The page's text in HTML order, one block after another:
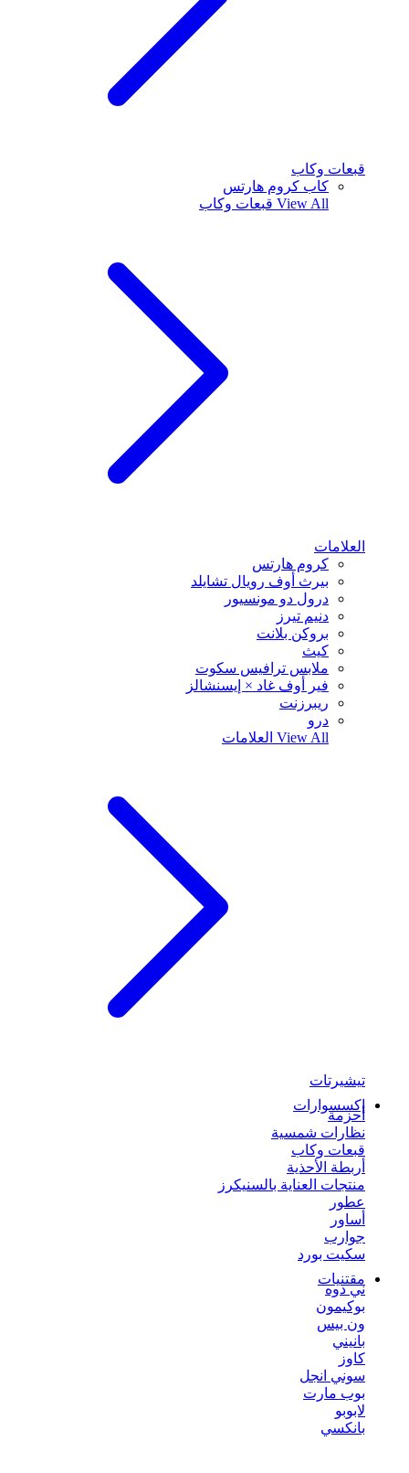
قبعات وكاب
كاب كروم هارتس
View All قبعات وكاب
العلامات
كروم هارتس
بيرث أوف رويال تشايلد
درول دو مونسيور
دنيم تيرز
بروكن بلانت
كيث
ملابس ترافيس سكوت
فير أوف غاد × إيسنشالز
ريبرزنت
درو
View All العلامات
تيشيرتات
إكسسوارات
أحزمة
نظارات شمسية
قبعات وكاب
أربطة الأحذية
منتجات العناية بالسنيكرز
عطور
أساور
جوارب
سكيت بورد
مقتنيات
ني دوه
بوكيمون
ون بيس
بانيني
كاوز
سوني انجل
بوب مارت
لابوبو
بانكسي